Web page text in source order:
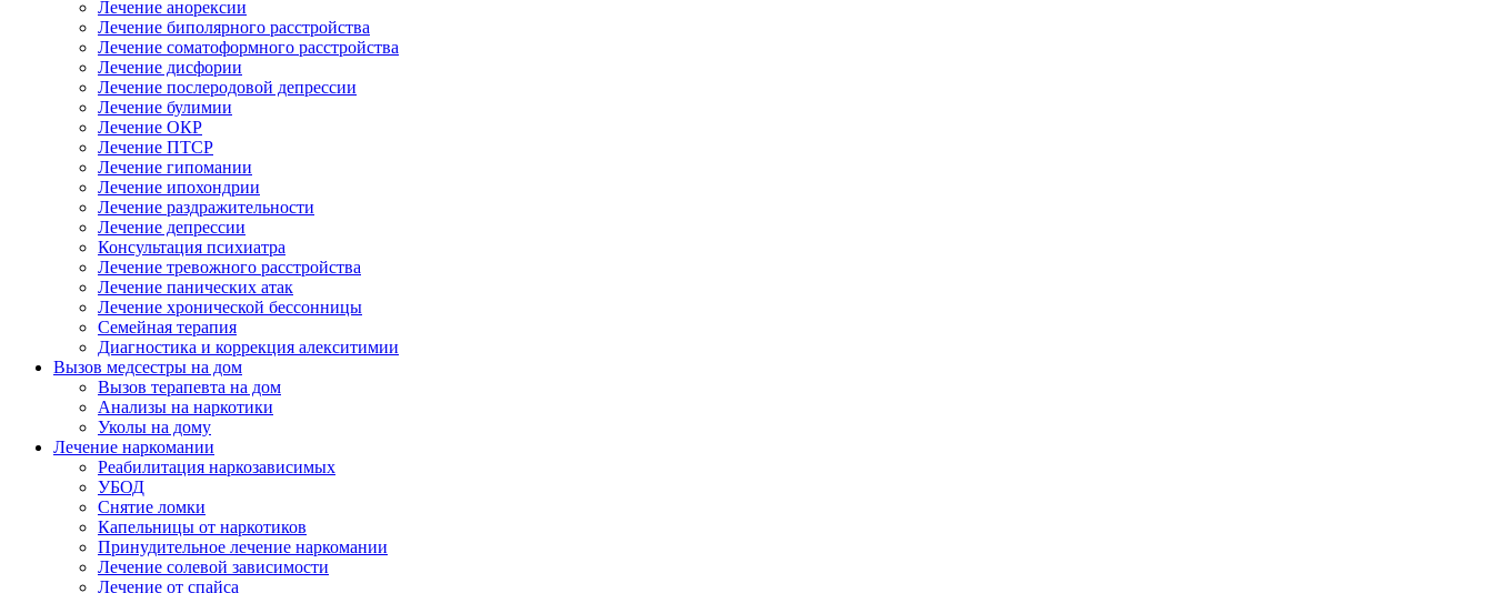
Лечение анорексии
Лечение биполярного расстройства
Лечение соматоформного расстройства
Лечение дисфории
Лечение послеродовой депрессии
Лечение булимии
Лечение ОКР
Лечение ПТСР
Лечение гипомании
Лечение ипохондрии
Лечение раздражительности
Лечение депрессии
Консультация психиатра
Лечение тревожного расстройства
Лечение панических атак
Лечение хронической бессонницы
Семейная терапия
Диагностика и коррекция алекситимии
Вызов медсестры на дом
Вызов терапевта на дом
Анализы на наркотики
Уколы на дому
Лечение наркомании
Реабилитация наркозависимых
УБОД
Снятие ломки
Капельницы от наркотиков
Принудительное лечение наркомании
Лечение солевой зависимости
Лечение от спайса